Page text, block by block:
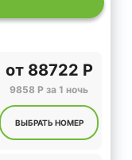
от88722 Р
9858 Р за 1 ночь
ВЫБРАТЬ НОМЕР